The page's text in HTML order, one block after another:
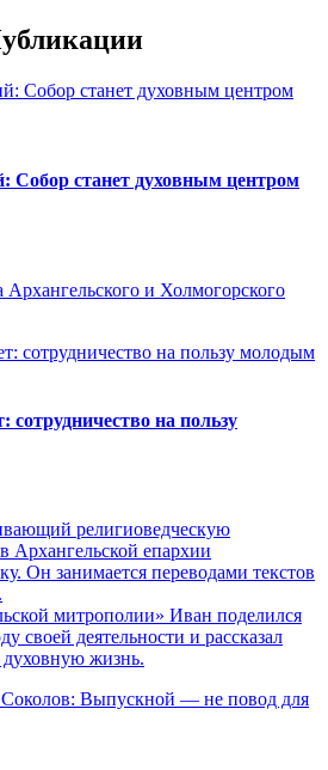
Собор станет духовным центром
и Холмогорского
сотрудничество на пользу
религиоведческую
Архангельской епархии
Он занимается переводами текстов
митрополии» Иван поделился
своей деятельности и рассказал
духовную жизнь.